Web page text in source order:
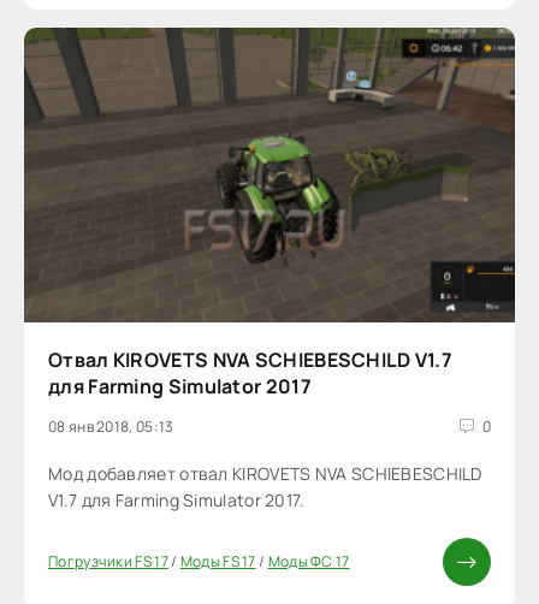
Отвал KIROVETS NVA SCHIEBESCHILD V1.7
для Farming Simulator 2017
08 янв 2018, 05:13 0
Мод добавляет отвал KIROVETS NVA SCHIEBESCHILD
V1.7 для Farming Simulator 2017.
Погрузчики FS 17/ Моды FS 17/ Моды ФС 17